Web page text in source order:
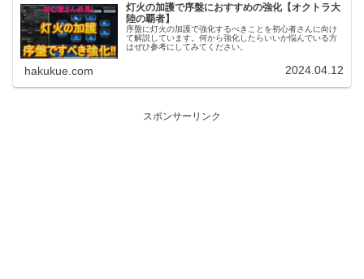
灯火の加護で序盤におすすめの強化【オクトラ大
陸の覇者】
序盤に灯火の加護で強化するべきことを初心者さんに向け
て解説しています。何から強化したらいいか悩んでいる方
はぜひ参考にしてみてください。
hakukue.com 2024.04.12
スポンサーリンク